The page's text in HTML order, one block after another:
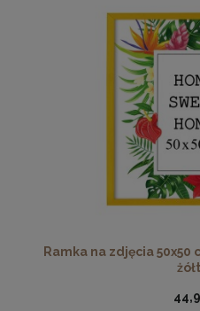
Twarda podkładka
DO
Ramka na zdjęcia